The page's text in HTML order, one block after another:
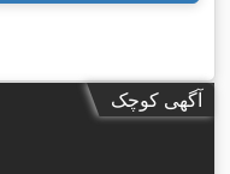
آگهی کوچک